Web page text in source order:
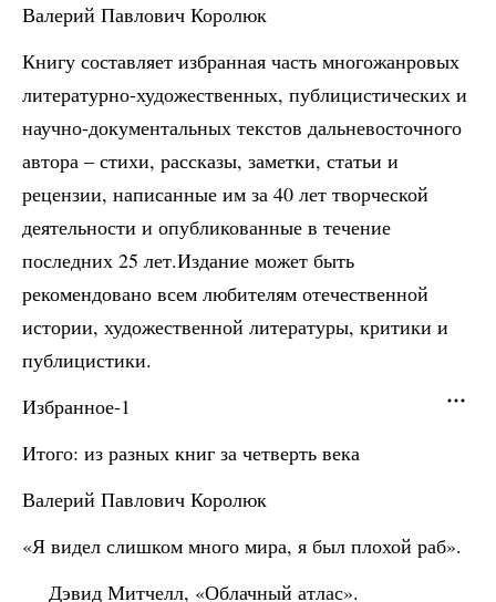
Валерий Павлович Королюк
Книгу составляет избранная часть многожанровых
литературно-художественных, публицистических и
научно-документальных текстов дальневосточного
автора – стихи, рассказы, заметки, статьи и
рецензии, написанные им за 40 лет творческой
деятельности и опубликованные в течение
последних 25 лет.Издание может быть
рекомендовано всем любителям отечественной
истории, художественной литературы, критики и
публицистики.
Избранное-1
Итого: из разных книг за четверть века
Валерий Павлович Королюк
«Я видел слишком много мира, я был плохой раб».
Дэвид Митчелл, «Облачный атлас».